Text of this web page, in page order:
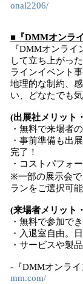
onal2206/
■『DMMオンラ
『DMMオンラ
して立ち上がっ
ラインイベント
地理的な制約、
い、どなたでも
(出展社メリット
・​​​​無料で来場者
・事前準備も出
完了！
・コストパフォ
※一部の展示会で
ランをご選択可能
(来場者メリット
・無料で参加でき
・入退室自由。
・サービスや製
-『DMMオンライ
mm.com/